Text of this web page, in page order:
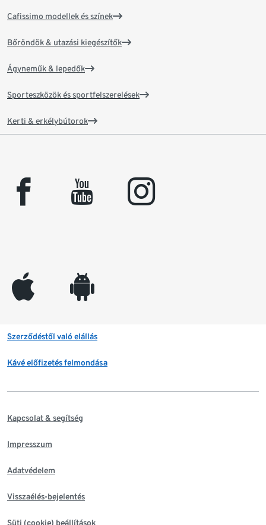
Cafissimo modellek és színek
Bőröndök & utazási kiegészítők
Ágyneműk & lepedők
Sporteszközök és sportfelszerelések
Kerti & erkélybútorok
facebook youtube instagram
appleinc android
Szerződéstől való elállás
Kávé előfizetés felmondása
Kapcsolat & segítség
Impresszum
Adatvédelem
Visszaélés-bejelentés
Süti (cookie) beállítások